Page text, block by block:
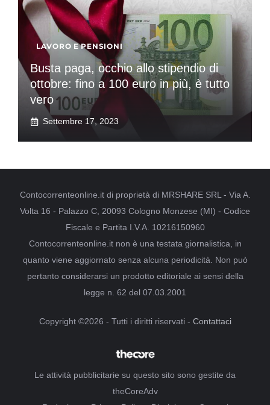
LAVORO E PENSIONI
Busta paga, occhio allo stipendio di
ottobre: fino a 100 euro in più, è tutto
vero
Settembre 17, 2023
Contocorrenteonline.it di proprietà di MRSHARE SRL - Via A.
Volta 16 - Palazzo C, 20093 Cologno Monzese (MI) - Codice
Fiscale e Partita I.V.A. 10216150960
Contocorrenteonline.it non è una testata giornalistica, in
quanto viene aggiornato senza alcuna periodicità. Non può
pertanto considerarsi un prodotto editoriale ai sensi della
legge n. 62 del 07.03.2001
Copyright ©2026 - Tutti i diritti riservati - Contattaci
Le attività pubblicitarie su questo sito sono gestite da
theCoreAdv